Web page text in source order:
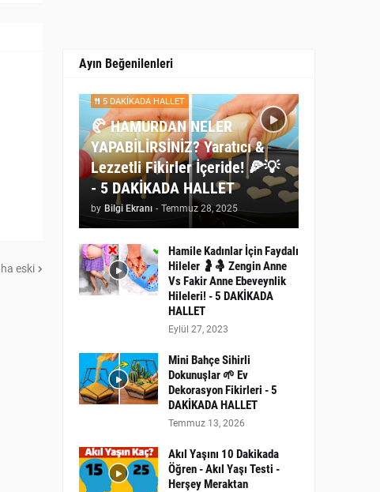
eski
Ayın Beğenilenleri
5 DAKİKADA HALLET
🥐 HAMURDAN NELER
YAPABİLİRSİNİZ? Yaratıcı &
Lezzetli Fikirler İçeride! 🍕💡
- 5 DAKİKADA HALLET
by Bilgi Ekranı - Temmuz 28, 2025
Hamile Kadınlar İçin Faydalı
Hileler 🤰🤱 Zengin Anne
Vs Fakir Anne Ebeveynlik
Hileleri! - 5 DAKİKADA
HALLET
Eylül 27, 2023
Mini Bahçe Sihirli
Dokunuşlar 🌱 Ev
Dekorasyon Fikirleri - 5
DAKİKADA HALLET
Temmuz 13, 2026
Akıl Yaşını 10 Dakikada
Öğren - Akıl Yaşı Testi -
Herşey Meraktan